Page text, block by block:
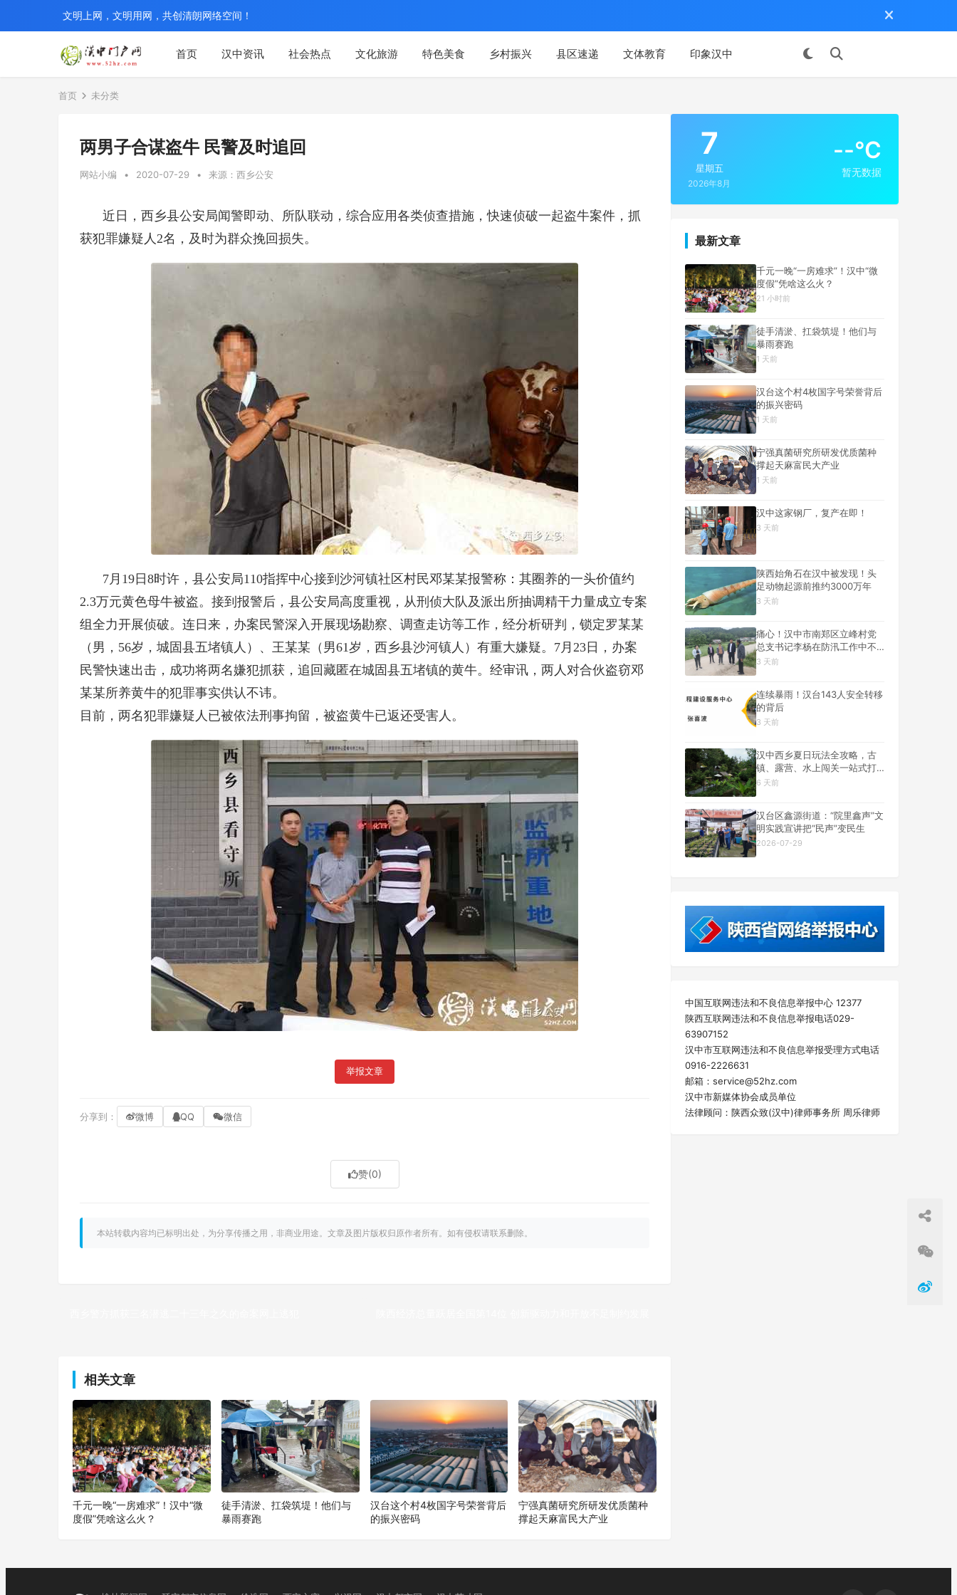
首页 汉中资讯 社会热点 文化旅游 特色美食 乡村振兴 县区速递 文体教育 印象汉中
文明上网，文明用网，共创清朗网络空间！
首页 未分类
两男子合谋盗牛 民警及时追回
网站小编 • 2020-07-29 • 来源：西乡公安
近日，西乡县公安局闻警即动、所队联动，综合应用各类侦查措施，快速侦破一起盗牛案件，抓
获犯罪嫌疑人2名，及时为群众挽回损失。
7月19日8时许，县公安局110指挥中心接到沙河镇社区村民邓某某报警称：其圈养的一头价值约
2.3万元黄色母牛被盗。接到报警后，县公安局高度重视，从刑侦大队及派出所抽调精干力量成立专案
组全力开展侦破。连日来，办案民警深入开展现场勘察、调查走访等工作，经分析研判，锁定罗某某
（男，56岁，城固县五堵镇人）、王某某（男61岁，西乡县沙河镇人）有重大嫌疑。7月23日，办案
民警快速出击，成功将两名嫌犯抓获，追回藏匿在城固县五堵镇的黄牛。经审讯，两人对合伙盗窃邓
某某所养黄牛的犯罪事实供认不讳。
目前，两名犯罪嫌疑人已被依法刑事拘留，被盗黄牛已返还受害人。
举报文章
分享到： 微博 QQ 微信
赞(0)
本站转载内容均已标明出处，为分享传播之用，非商业用途。文章及图片版权归原作者所有。如有侵权请联系删除。
相关文章
千元一晚“一房难求”！汉中“微
度假”凭啥这么火？
徒手清淤、扛袋筑堤！他们与
暴雨赛跑
汉台这个村4枚国字号荣誉背后
的振兴密码
宁强真菌研究所研发优质菌种
撑起天麻富民大产业
7
星期五
2026年8月
--°C
暂无数据
最新文章
千元一晚“一房难求”！汉中“微
度假”凭啥这么火？
21 小时前
徒手清淤、扛袋筑堤！他们与
暴雨赛跑
1 天前
汉台这个村4枚国字号荣誉背后
的振兴密码
1 天前
宁强真菌研究所研发优质菌种
撑起天麻富民大产业
1 天前
汉中这家钢厂，复产在即！
3 天前
陕西始角石在汉中被发现！头
足动物起源前推约3000万年
3 天前
痛心！汉中市南郑区立峰村党
总支书记李杨在防汛工作中不
幸遇难
3 天前
连续暴雨！汉台143人安全转移
的背后
3 天前
汉中西乡夏日玩法全攻略，古
镇、露营、水上闯关一站式打
卡
6 天前
汉台区鑫源街道：“院里鑫声”文
明实践宣讲把“民声”变民生
2026-07-29
中国互联网违法和不良信息举报中心 12377
陕西互联网违法和不良信息举报电话029-
63907152
汉中市互联网违法和不良信息举报受理方式电话
0916-2226631
邮箱：service@52hz.com
汉中市新媒体协会成员单位
法律顾问：陕西众致(汉中)律师事务所 周乐律师